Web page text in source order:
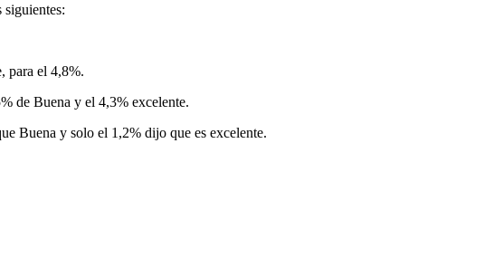
siguientes:
para el 4,8%.
de Buena y el 4,3% excelente.
Buena y solo el 1,2% dijo que es excelente.